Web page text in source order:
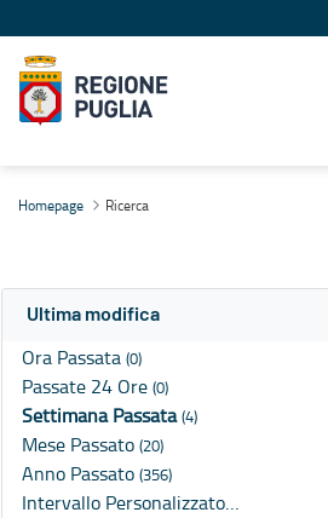
Homepage Ricerca
Ultima modifica
Ora Passata (0)
Passate 24 Ore (0)
Settimana Passata(4)
Mese Passato (20)
Anno Passato (356)
Intervallo Personalizzato…